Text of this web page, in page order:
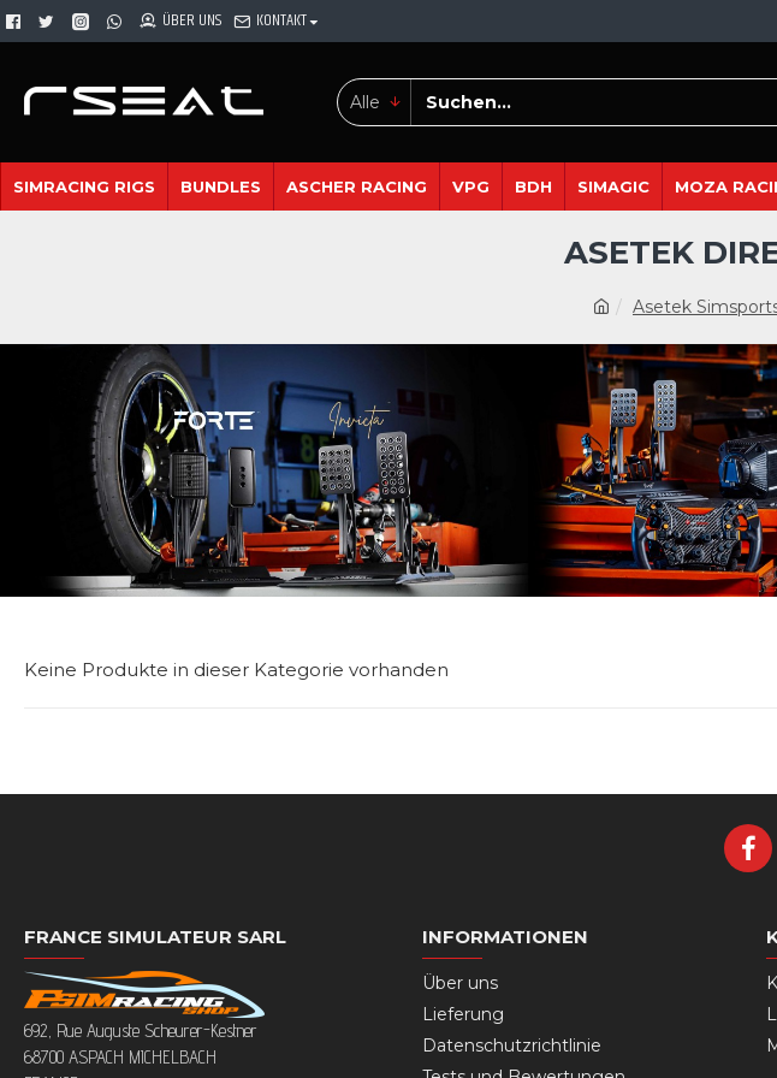
ÜBER UNS KONTAKT
Alle
SIMRACING RIGS BUNDLES ASCHER RACING VPG BDH SIMAGIC MOZA
Asetek
ASETEK
Keine Produkte in dieser Kategorie vorhanden
FRANCE SIMULATEUR SARL
692, Rue Auguste Scheurer-Kestner
68700 ASPACH MICHELBACH
INFORMATIONEN
Über uns
Lieferung
Datenschutzrichtlinie